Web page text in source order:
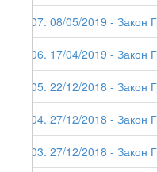
207. 08/05/2019 -
206. 17/04/2019 - Закон
205. 22/12/2018 -
204. 27/12/2018 -
203. 27/12/2018 -